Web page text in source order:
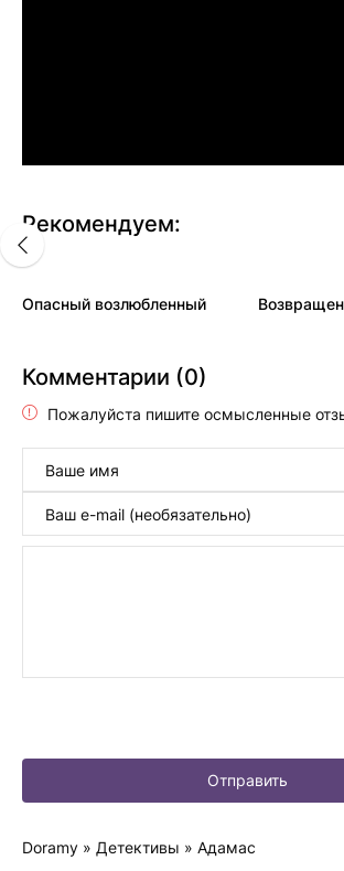
Рекомендуем:
Опасный возлюбленный
Комментарии (0)
Пожалуйста пишите осмысленные
Отправить
Doramy » Детективы » Адамас